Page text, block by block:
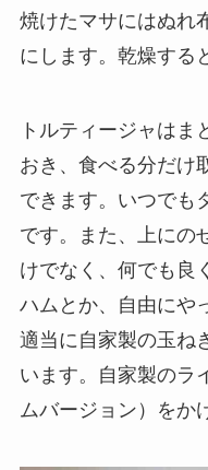
焼けたマサにはぬれ
にします。乾燥する
トルティージャはま
おき、食べる分だけ
できます。いつでも
です。また、上にの
けでなく、何でも良
ハムとか、自由にや
適当に自家製の玉ね
います。自家製のラ
ムバージョン）をか